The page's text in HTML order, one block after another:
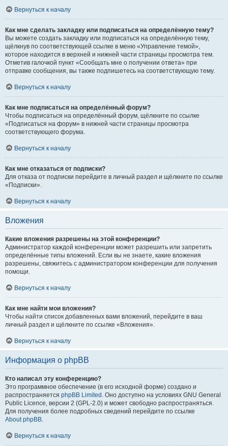
Вернуться к началу
Как мне сделать закладку или подписаться на определённую тему?
Вы можете создать закладку или подписаться на определённую тему,
щёлкнув по соответствующей ссылке в меню «Управление темой»,
которое находится в верхней и нижней части страницы просмотра тем.
Отметив галочкой пункт «Сообщать мне о получении ответа» при
отправке сообщения, вы также подпишетесь на соответствующую тему.
Вернуться к началу
Как мне подписаться на определённый форум?
Чтобы подписаться на определённый форум, щёлкните по ссылке
«Подписаться на форум» в нижней части страницы просмотра
соответствующего форума.
Вернуться к началу
Как мне отказаться от подписки?
Для отказа от подписки перейдите в личный раздел и щёлкните по ссылке
«Подписки».
Вернуться к началу
Вложения
Какие вложения разрешены на этой конференции?
Администратор каждой конференции может разрешить или запретить
определённые типы вложений. Если вы не знаете, какие вложения
разрешены, свяжитесь с администратором конференции для получения
помощи.
Вернуться к началу
Как мне найти мои вложения?
Чтобы найти список добавленных вами вложений, перейдите в ваш
личный раздел и щёлкните по ссылке «Вложения».
Вернуться к началу
Информация о phpBB
Кто написал эту конференцию?
Это программное обеспечение (в его исходной форме) создано и
распространяется phpBB Limited . Оно доступно на условиях GNU General
Public Licence, версии 2 (GPL-2.0) и может свободно распространяться.
Для получения более подробных сведений перейдите по ссылке
About phpBB.
Вернуться к началу